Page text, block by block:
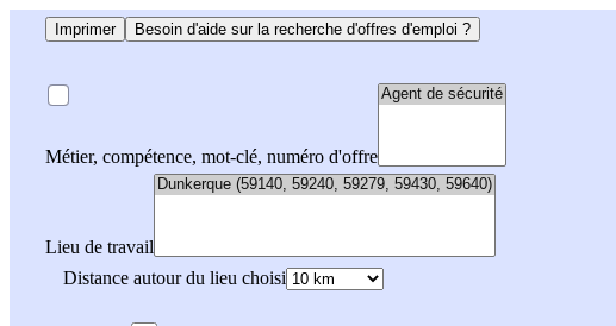
Imprimer Besoin d'aide sur la recherche d'offres d'emploi ?
Métier, compétence, mot-clé, numéro d'offre
Lieu de travail
Distance autour du lieu choisi